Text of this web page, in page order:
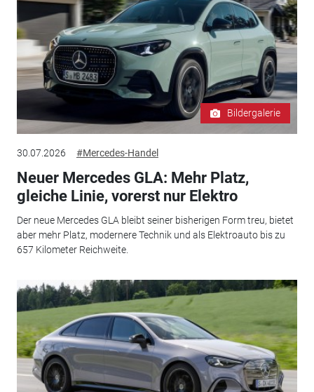
Bildergalerie
30.07.2026 #Mercedes-Handel
Neuer Mercedes GLA: Mehr Platz,
gleiche Linie, vorerst nur Elektro
Der neue Mercedes GLA bleibt seiner bisherigen Form treu, bietet
aber mehr Platz, modernere Technik und als Elektroauto bis zu
657 Kilometer Reichweite.